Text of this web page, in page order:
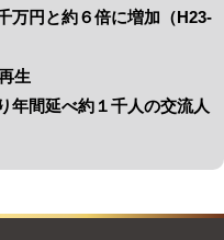
万円と約６倍に増加（H23-
生
年間延べ約１千人の交流人